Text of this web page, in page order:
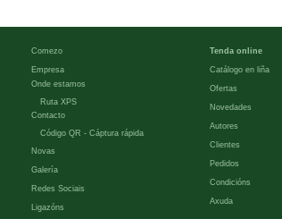
Comezo
Empresa
Onde estamos
Ruta XPS
Contacto
Código QR - Cáptura rápida
Novas
Galería
Redes Sociais
Ligazóns
Tenda online
Catálogo en liña
Ofertas
Novedades
Autores
Clientes
Pedidos
Condicións
Axuda